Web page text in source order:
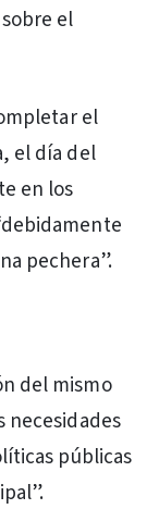
el
el
el día del
en los
pechera”.
del mismo
necesidades
públicas